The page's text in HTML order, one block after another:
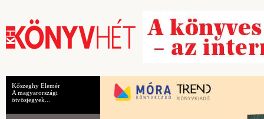
Kőszeghy Elemér
A magyarországi
ötvösjegyek...